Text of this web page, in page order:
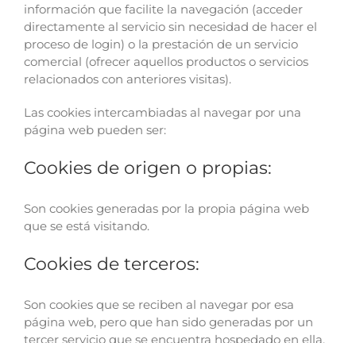
información que facilite la navegación (acceder
directamente al servicio sin necesidad de hacer el
proceso de login) o la prestación de un servicio
comercial (ofrecer aquellos productos o servicios
relacionados con anteriores visitas).
Las cookies intercambiadas al navegar por una
página web pueden ser:
Cookies de origen o propias:
Son cookies generadas por la propia página web
que se está visitando.
Cookies de terceros:
Son cookies que se reciben al navegar por esa
página web, pero que han sido generadas por un
tercer servicio que se encuentra hospedado en ella.